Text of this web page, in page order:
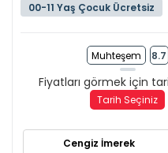
00-11 Yaş Çocuk Ücretsiz
Muhteşem 8.7
Fiyatları görmek için
Tarih Seçiniz
Cengiz İmerek